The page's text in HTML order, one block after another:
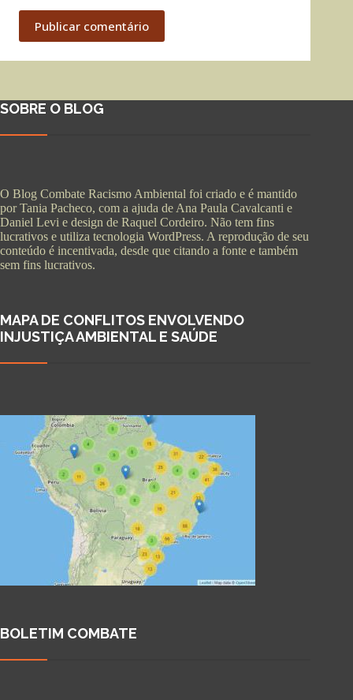
Publicar comentário
SOBRE O BLOG
O Blog Combate Racismo Ambiental foi criado e é mantido
por Tania Pacheco, com a ajuda de Ana Paula Cavalcanti e
Daniel Levi e design de Raquel Cordeiro. Não tem fins
lucrativos e utiliza tecnologia WordPress. A reprodução de seu
conteúdo é incentivada, desde que citando a fonte e também
sem fins lucrativos.
MAPA DE CONFLITOS ENVOLVENDO
INJUSTIÇA AMBIENTAL E SAÚDE
BOLETIM COMBATE